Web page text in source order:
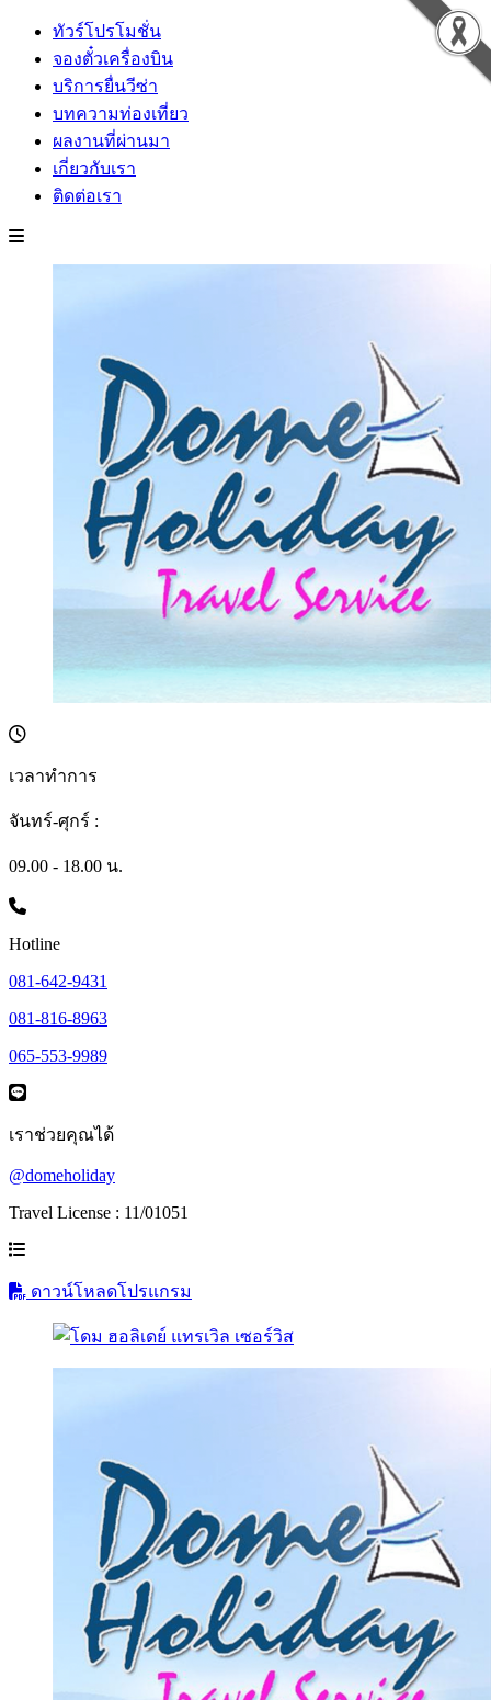
ทัวร์โปรโมชั่น
จองตั๋วเครื่องบิน
บริการยื่นวีซ่า
บทความท่องเที่ยว
ผลงานที่ผ่านมา
เกี่ยวกับเรา
ติดต่อเรา
เวลาทำการ
จันทร์-ศุกร์ :
09.00 - 18.00 น.
Hotline
081-642-9431
081-816-8963
065-553-9989
เราช่วยคุณได้
@domeholiday
Travel License : 11/01051
ดาวน์โหลดโปรแกรม